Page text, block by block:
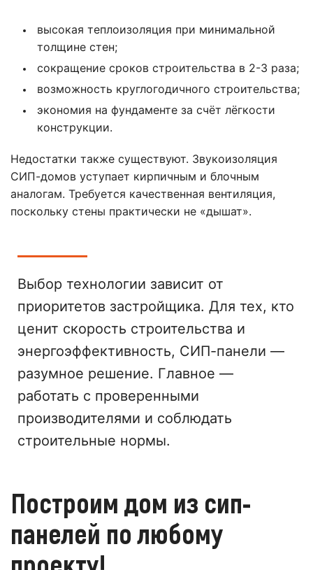
высокая теплоизоляция при минимальной
толщине стен;
сокращение сроков строительства в 2-3 раза;
возможность круглогодичного строительства;
экономия на фундаменте за счёт лёгкости
конструкции.
Недостатки также существуют. Звукоизоляция
СИП-домов уступает кирпичным и блочным
аналогам. Требуется качественная вентиляция,
поскольку стены практически не «дышат».
Выбор технологии зависит от
приоритетов застройщика. Для тех, кто
ценит скорость строительства и
энергоэффективность, СИП-панели —
разумное решение. Главное —
работать с проверенными
производителями и соблюдать
строительные нормы.
Построим дом из сип-
панелей по любому